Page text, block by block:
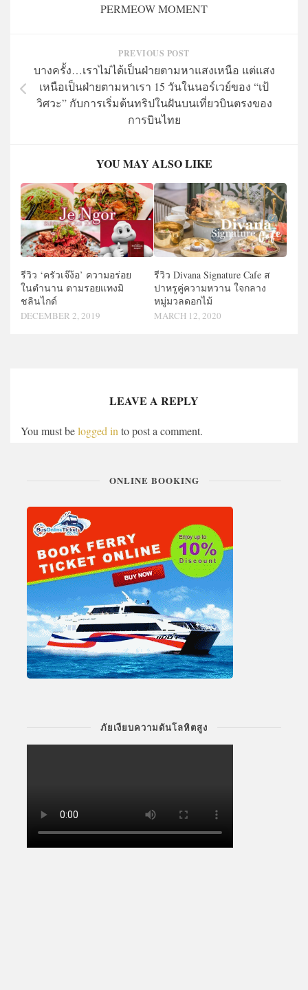
PERMEOW MOMENT
PREVIOUS POST
บางครั้ง…เราไม่ได้เป็นฝ่ายตามหาแสงเหนือ แต่แสง
เหนือเป็นฝ่ายตามหาเรา 15 วันในนอร์เวย์ของ “เป้
วิศวะ” กับการเริ่มต้นทริปในฝันบนเที่ยวบินตรงของ
การบินไทย
YOU MAY ALSO LIKE
รีวิว ‘ครัวเจ๊ง้อ’ ความอร่อย
ในตำนาน ตามรอยแทงมิ
ชลินไกด์
DECEMBER 2, 2019
รีวิว Divana Signature Cafe ส
ปาหรูคู่ความหวาน ใจกลาง
หมู่มวลดอกไม้
MARCH 12, 2020
LEAVE A REPLY
You must belogged in to post a comment.
ONLINE BOOKING
ภัยเงียบความดันโลหิตสูง